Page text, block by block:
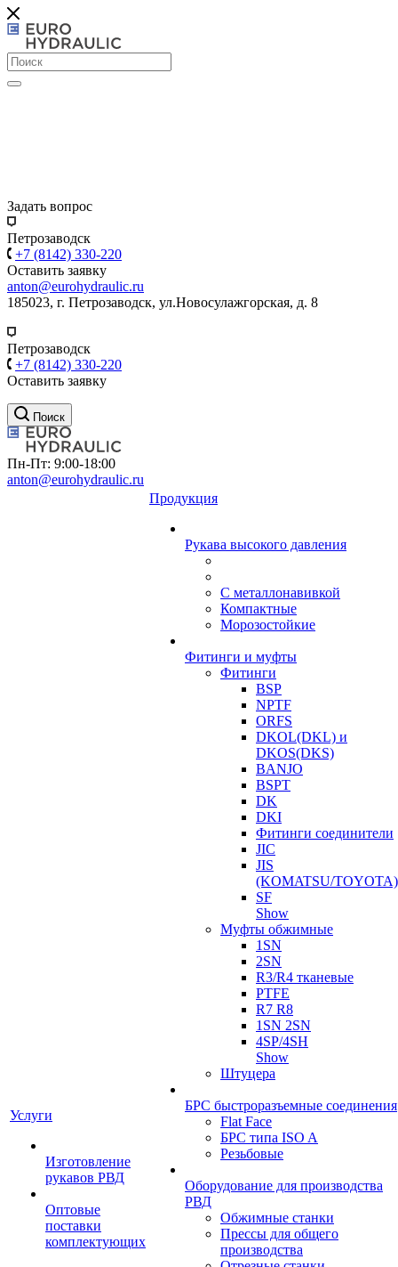
Задать вопрос
Петрозаводск
+7 (8142) 330-220
Оставить заявку
anton@eurohydraulic.ru
185023, г. Петрозаводск, ул.Новосулажгорская, д. 8
Петрозаводск
+7 (8142) 330-220
Оставить заявку
Поиск
Пн-Пт: 9:00-18:00
anton@eurohydraulic.ru
Услуги
Изготовление
рукавов РВД
Оптовые
поставки
комплектующих
Продукция
Рукава высокого давления
С металлонавивкой
Компактные
Морозостойкие
Фитинги и муфты
Фитинги
BSP
NPTF
ORFS
DKOL(DKL) и
DKOS(DKS)
BANJO
BSPT
DK
DKI
Фитинги соединители
JIC
JIS
(KOMATSU/TOYOTA)
SF
Show
Муфты обжимные
1SN
2SN
R3/R4 тканевые
PTFE
R7 R8
1SN 2SN
4SP/4SH
Show
Штуцера
БРС быстроразъемные соединения
Flat Face
БРС типа ISO A
Резьбовые
Оборудование для производства
РВД
Обжимные станки
Прессы для общего
производства